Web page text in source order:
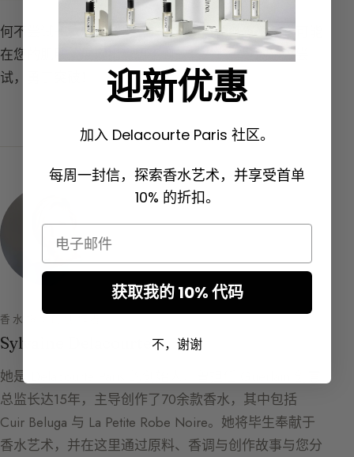
何不尝试一款所谓的男香或一种沉香调的香水，它可能
在您的肌肤上展现出意想不到的魅力？重要的是去尝
试，勇于突破！
香水指南的创作者
Sylvaine Delacourte
她是 Delacourte Paris 的创始人，曾担任 Guerlain 创意
总监长达15年，主导创作了70余款香水，其中包括
Cuir Beluga 与 La Petite Robe Noire。她将毕生奉献于
香水艺术，并在这里通过原料、香调与创作故事与您分
迎新优惠
加入 Delacourte Paris 社区。
每周一封信，探索香水艺术，并享受首单
10% 的折扣。
Email
获取我的 10% 代码
不，谢谢